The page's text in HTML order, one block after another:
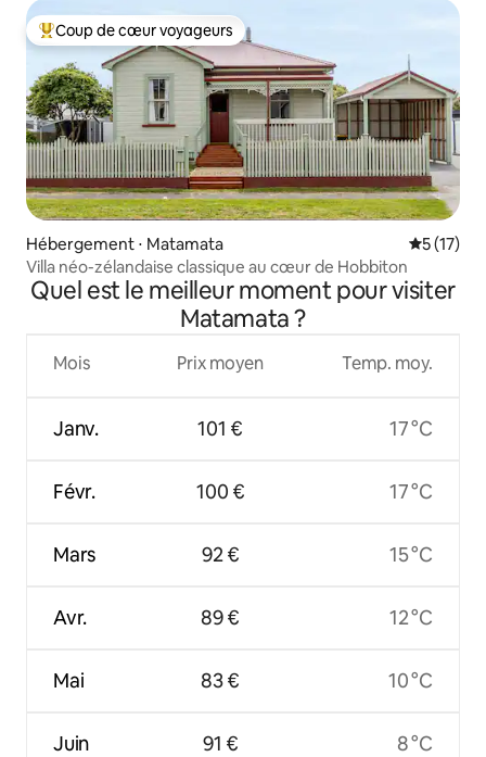
Coups de cœur voyageurs les plus appréciés
Coup de cœur voyageurs
Hébergement ⋅ Matamata
5 (17)
Villa néo-zélandaise classique au cœur de Hobbiton
Quel est le meilleur moment pour visiter
Matamata ?
Mois
Janv.
Févr.
Mars
Avr.
Mai
Juin
Prix moyen
101 €
100 €
92 €
89 €
83 €
91 €
Temp. moy.
17 °C
17 °C
15 °C
12 °C
10 °C
8 °C